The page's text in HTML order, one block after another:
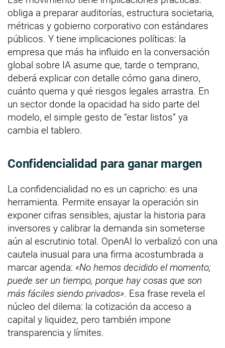
obliga a preparar auditorías, estructura societaria,
métricas y gobierno corporativo con estándares
públicos. Y tiene implicaciones políticas: la
empresa que más ha influido en la conversación
global sobre IA asume que, tarde o temprano,
deberá explicar con detalle cómo gana dinero,
cuánto quema y qué riesgos legales arrastra. En
un sector donde la opacidad ha sido parte del
modelo, el simple gesto de “estar listos” ya
cambia el tablero.
Confidencialidad para ganar margen
La confidencialidad no es un capricho: es una
herramienta. Permite ensayar la operación sin
exponer cifras sensibles, ajustar la historia para
inversores y calibrar la demanda sin someterse
aún al escrutinio total. OpenAI lo verbalizó con una
cautela inusual para una firma acostumbrada a
marcar agenda: «No hemos decidido el momento;
puede ser un tiempo, porque hay cosas que son
más fáciles siendo privados». Esa frase revela el
núcleo del dilema: la cotización da acceso a
capital y liquidez, pero también impone
transparencia y límites.